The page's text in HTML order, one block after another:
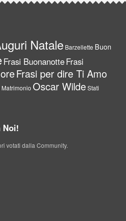
Natale Barzellette Buon
Frasi BuonanotteFrasi
Frasi per dire Ti Amo
Matrimonio Oscar WildeStati
Noi!
votati dalla Community.